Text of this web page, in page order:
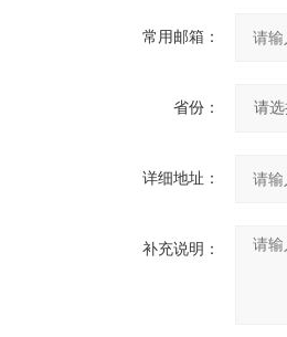
常用邮箱：
省份：
详细地址：
补充说明：